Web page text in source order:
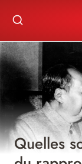
content
Quelles